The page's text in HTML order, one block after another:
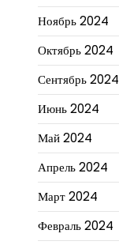
Ноябрь 2024
Октябрь 2024
Сентябрь 2024
Июнь 2024
Май 2024
Апрель 2024
Март 2024
Февраль 2024